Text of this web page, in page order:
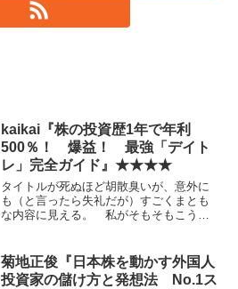
kaikai『株の投資歴1年で年利
500％！ 爆益！ 最強「デイト
レ」完全ガイド』★★★★
タイトルが死ぬほど胡散臭いが、意外に
も（と言ったら失礼だが）すごくまとも
な内容に見える。 私がそもそもこうい
が。 この人を参考にして今からこうい
う真の（？）デイトレに挑戦する...
菊地正俊『日本株を動かす外国人
投資家の儲け方と発想法 No.1ス